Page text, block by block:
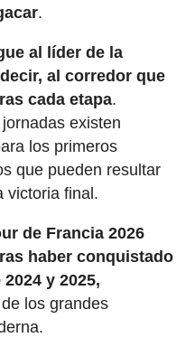
.
al líder de la
al corredor que
cada etapa.
existen
los primeros
que pueden resultar
victoria final.
de Francia 2026
haber conquistado
y 2025,
los grandes